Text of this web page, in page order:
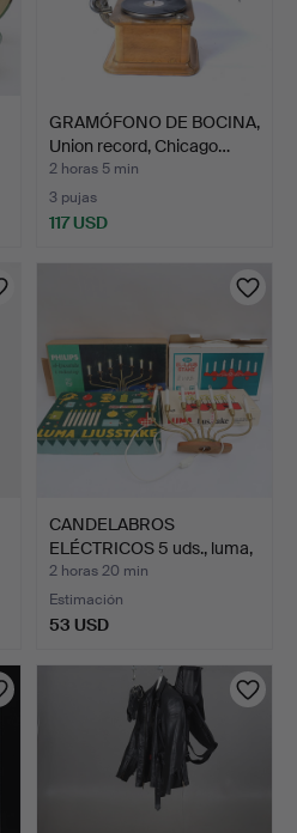
GRAMÓFONO DE BOCINA,
Union record, Chicago…
2 horas 5 min
3 pujas
117 USD
CANDELABROS
ELÉCTRICOS 5 uds., luma,
epa.
2 horas 20 min
Estimación
53 USD